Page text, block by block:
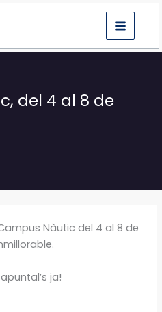
del 4 al 8 de
Nàutic del 4 al 8 de
ja!